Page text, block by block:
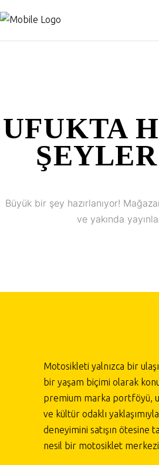
UFUKTA
Büyük bir şey hazırlanıyor!
ve yakında
Motosikleti yalnızca bir
bir yaşam biçimi olarak
premium marka portföyü,
ve kültür odaklı
deneyimini satışın ötesine
nesil bir motosiklet